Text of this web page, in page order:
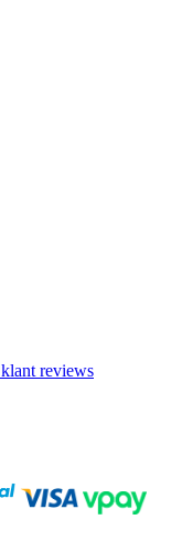
klant reviews